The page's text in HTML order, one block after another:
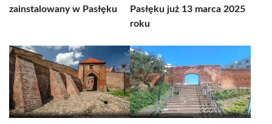
zainstalowany w Pasłęku
Pasłęku już 13 marca 2025
roku